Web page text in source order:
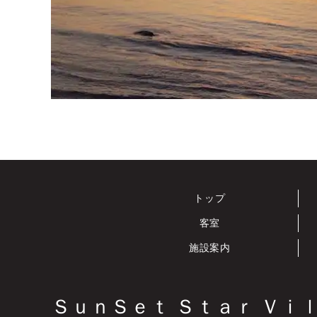
トップ
客室
施設案内
ＳｕｎＳｅｔ Ｓｔａｒ Ｖｉ